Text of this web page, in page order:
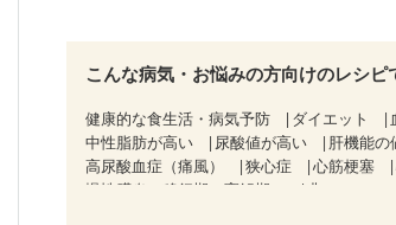
こんな病気・お悩みの方向けのレシピ
健康的な食生活・病気予防 ダイエット
中性脂肪が高い
尿酸値が高い 肝機能の
高尿酸血症（痛風）
狭心症 心筋梗塞
慢性膵炎（移行期・寛解期）
非アルコー